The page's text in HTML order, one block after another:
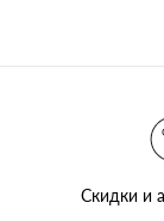
Скидки и